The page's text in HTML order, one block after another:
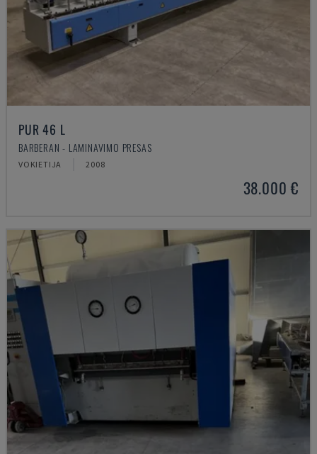
PUR 46 L
BARBERAN - LAMINAVIMO PRESAS
VOKIETIJA 2008
38.000 €